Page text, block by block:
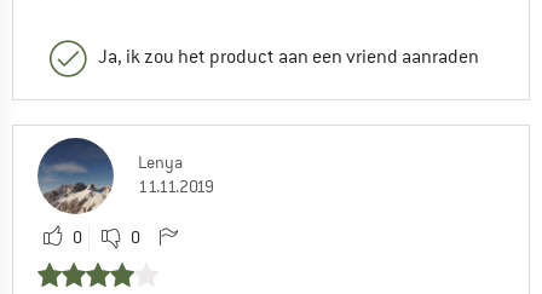
Ja, ik zou het product aan een vriend aanraden
Lenya
11.11.2019
0 0